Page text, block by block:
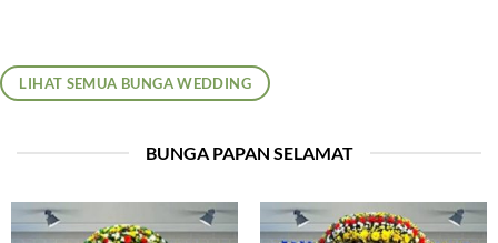
LIHAT SEMUA BUNGA WEDDING
BUNGA PAPAN SELAMAT